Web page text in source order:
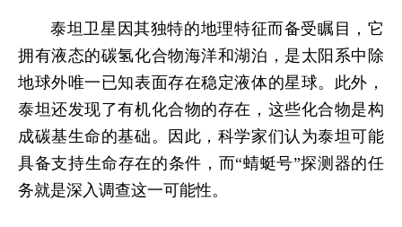
泰坦卫星因其独特的地理特征而备受瞩目，它
拥有液态的碳氢化合物海洋和湖泊，是太阳系中除
地球外唯一已知表面存在稳定液体的星球。此外，
泰坦还发现了有机化合物的存在，这些化合物是构
成碳基生命的基础。因此，科学家们认为泰坦可能
具备支持生命存在的条件，而“蜻蜓号”探测器的任
务就是深入调查这一可能性。